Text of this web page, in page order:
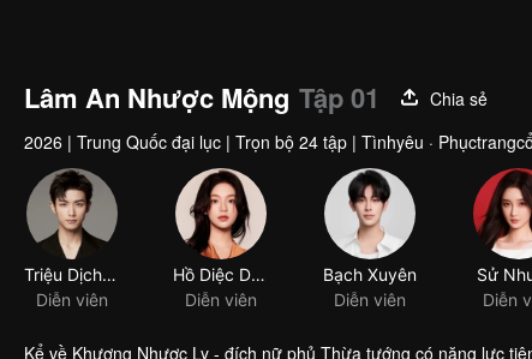
Lâm An Nhược Mộng Tập 01
Chia sẻ
2026 | Trung Quốc đại lục | Trọn bộ 24 tập | Tìnhyêu ·
Kể về Khương Nhược Ly - đích nữ phủ Thừa tướng có năng lực